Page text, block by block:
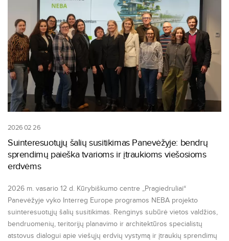
2026 02 26
Suinteresuotųjų šalių susitikimas Panevėžyje: bendrų
sprendimų paieška tvarioms ir įtraukioms viešosioms
erdvėms
2026 m. vasario 12 d. Kūrybiškumo centre „Pragiedruliai“
Panevėžyje vyko Interreg Europe programos NEBA projekto
suinteresuotųjų šalių susitikimas. Renginys subūrė vietos valdžios,
bendruomenių, teritorijų planavimo ir architektūros specialistų
atstovus dialogui apie viešųjų erdvių vystymą ir įtraukių sprendimų